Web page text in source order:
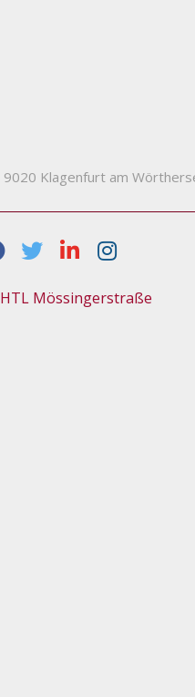
9020 Klagenfurt am
HTL Mössingerstraße